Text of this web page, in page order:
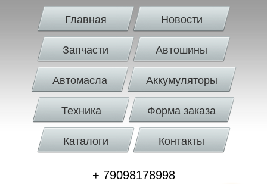
Главная Новости
Запчасти Автошины
Автомасла Аккумуляторы
Техника Форма заказа
Каталоги Контакты
+ 79098178998